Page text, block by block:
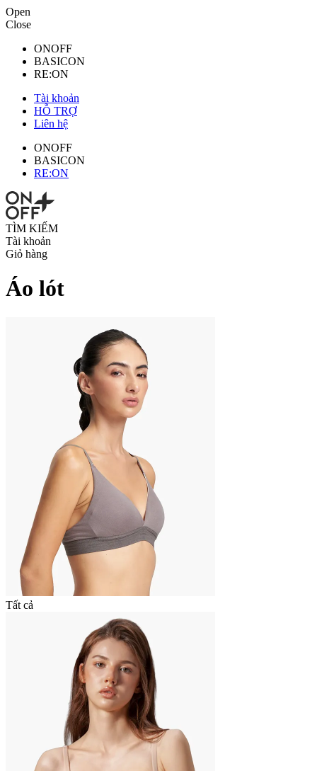
Open
Close
ONOFF
BASICON
RE:ON
Tài khoản
HỖ TRỢ
Liên hệ
ONOFF
BASICON
RE:ON
TÌM KIẾM
Tài khoản
Giỏ hàng
Áo lót
Tất cả